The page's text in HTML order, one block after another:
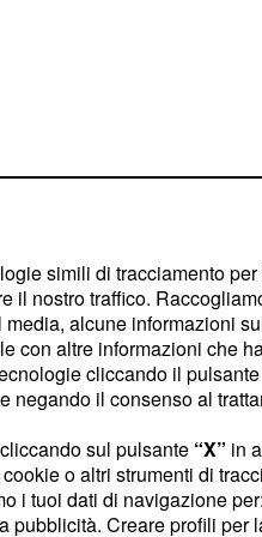
dall'art. 107,
ad una nuova, possibile
favore delleimprese. La
dei finanziamenti
accessibile.
, non devono
della Commissione
valore degli aiuti è di
è ridotta a100.000
simili di tracciamento
il nostro traffico.
alcune informazioni
con altre informazioni che
cliccando il pulsante
negando il consenso al
sul pulsante “X” in
o altri strumenti di
i tuoi dati di navigazione
pubblicità. Creare profili